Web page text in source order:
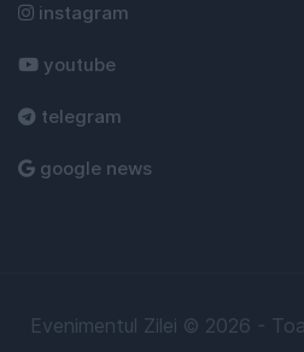
instagram
youtube
telegram
google news
Evenimentul Zilei © 2026 -